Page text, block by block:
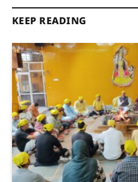
KEEP READING